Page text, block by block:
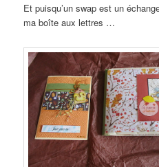
Et puisqu’un swap est un
ma boîte aux lettres …